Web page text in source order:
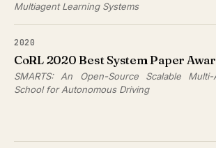
Multiagent Learning Systems
2020
CoRL 2020 Best System Paper
SMARTS: An Open-Source Scalable
School for Autonomous Driving